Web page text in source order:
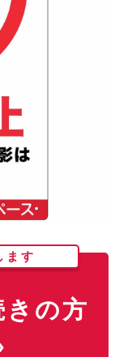
ます
の方